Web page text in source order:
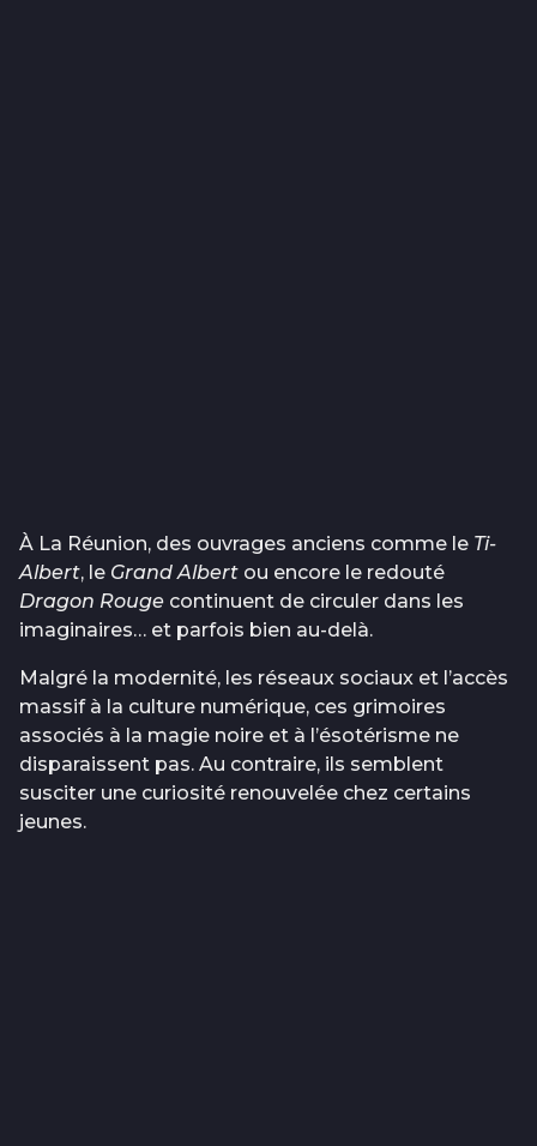
À La Réunion, des ouvrages anciens comme le Ti-
Albert, le Grand Albert ou encore le redouté
Dragon Rouge continuent de circuler dans les
imaginaires… et parfois bien au-delà.
Malgré la modernité, les réseaux sociaux et l’accès
massif à la culture numérique, ces grimoires
associés à la magie noire et à l’ésotérisme ne
disparaissent pas. Au contraire, ils semblent
susciter une curiosité renouvelée chez certains
jeunes.